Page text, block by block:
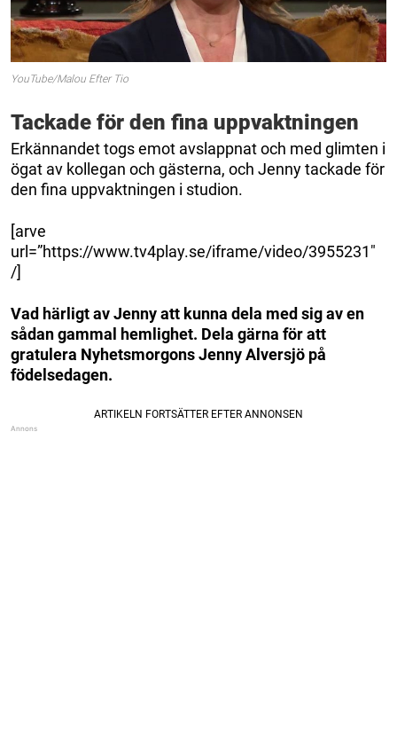
YouTube/Malou Efter Tio
Tackade för den fina uppvaktningen
Erkännandet togs emot avslappnat och med glimten i
ögat av kollegan och gästerna, och Jenny tackade för
den fina uppvaktningen i studion.
[arve
url=”https://www.tv4play.se/iframe/video/3955231″
/]
Vad härligt av Jenny att kunna dela med sig av en
sådan gammal hemlighet. Dela gärna för att
gratulera Nyhetsmorgons Jenny Alversjö på
födelsedagen.